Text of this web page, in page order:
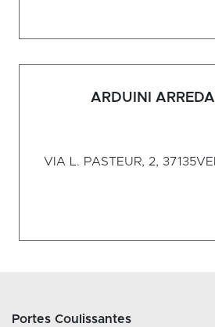
ARDUINI
VIA L. PASTEUR, 2, 37135
Portes Coulissantes